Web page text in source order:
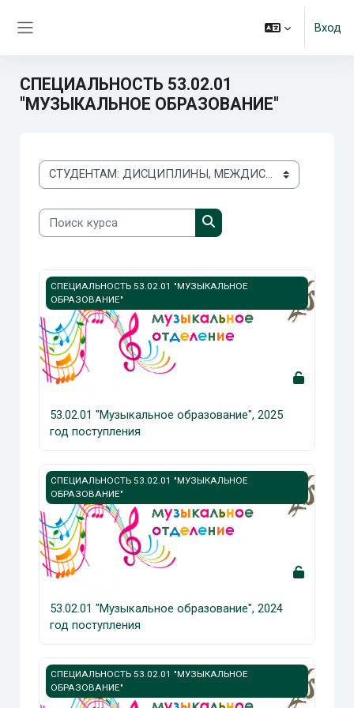
Вход
СПЕЦИАЛЬНОСТЬ 53.02.01
"МУЗЫКАЛЬНОЕ ОБРАЗОВАНИЕ"
Категории курсов
Поиск курса
Поиск курса
Изображение курса 53.02.01 "Музыкальное
СПЕЦИАЛЬНОСТЬ 53.02.01 "МУЗЫКАЛЬНОЕ
ОБРАЗОВАНИЕ"
53.02.01 "Музыкальное образование", 2025
год поступления
Изображение курса 53.02.01 "Музыкальное
СПЕЦИАЛЬНОСТЬ 53.02.01 "МУЗЫКАЛЬНОЕ
ОБРАЗОВАНИЕ"
53.02.01 "Музыкальное образование", 2024
год поступления
Изображение курса 53.02.01 «Музыкальное
СПЕЦИАЛЬНОСТЬ 53.02.01 "МУЗЫКАЛЬНОЕ
ОБРАЗОВАНИЕ"